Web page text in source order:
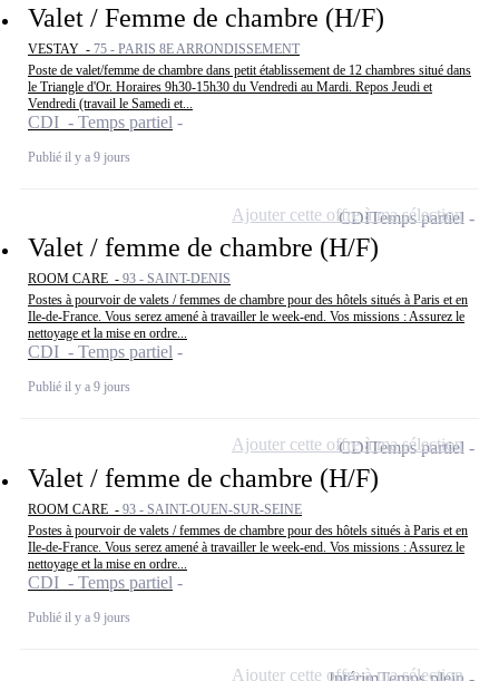
Valet / Femme de chambre (H/F)
VESTAY - 75 - PARIS 8E ARRONDISSEMENT
Poste de valet/femme de chambre dans petit établissement de 12 chambres situé dans
le Triangle d'Or. Horaires 9h30-15h30 du Vendredi au Mardi. Repos Jeudi et
Vendredi (travail le Samedi et...
CDI - Temps partiel
Publié il y a 9 jours
Valet / femme de chambre (H/F)
ROOM CARE - 93 - SAINT-DENIS
Postes à pourvoir de valets / femmes de chambre pour des hôtels situés à Paris et en
Ile-de-France. Vous serez amené à travailler le week-end. Vos missions : Assurez le
nettoyage et la mise en ordre...
CDI - Temps partiel
Publié il y a 9 jours
CDITemps partiel
Ajouter cette offre à ma sélection
Valet / femme de chambre (H/F)
ROOM CARE - 93 - SAINT-OUEN-SUR-SEINE
Postes à pourvoir de valets / femmes de chambre pour des hôtels situés à Paris et en
Ile-de-France. Vous serez amené à travailler le week-end. Vos missions : Assurez le
nettoyage et la mise en ordre...
CDI - Temps partiel
Publié il y a 9 jours
CDITemps partiel
Ajouter cette offre à ma sélection
Ajouter cette offre à ma sélection